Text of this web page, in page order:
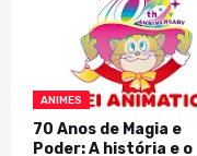
ANIMES
70 Anos de Magia e
Poder: A história e o